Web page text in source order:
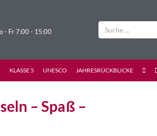
- Fr 7:00 - 15:00
KLASSE 5 UNESCO JAHRESRÜCKBLICKE
– Spaß –